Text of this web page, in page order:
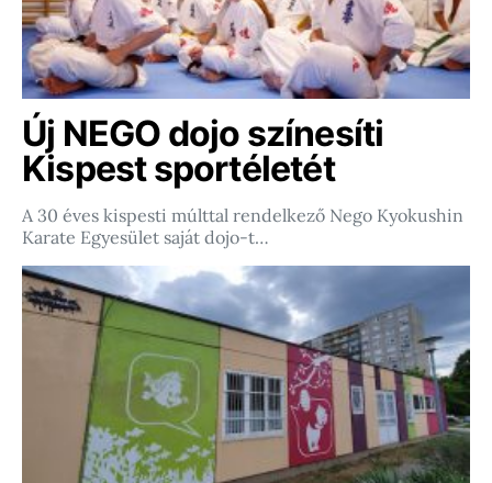
Új NEGO dojo színesíti
Kispest sportéletét
A 30 éves kispesti múlttal rendelkező Nego Kyokushin
Karate Egyesület saját dojo-t…